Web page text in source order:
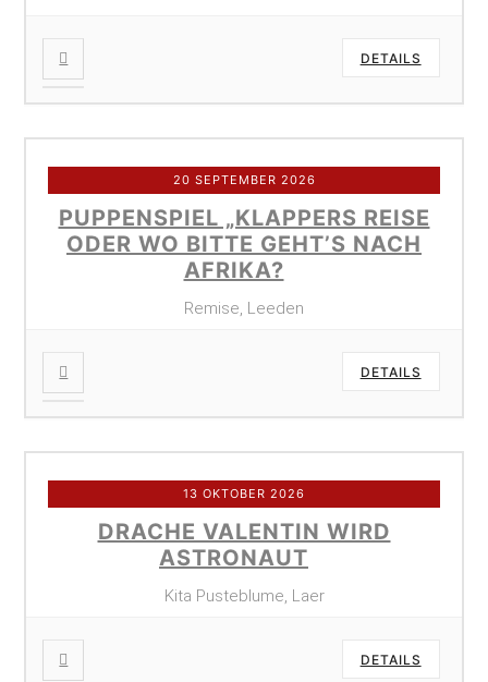
DETAILS
20 SEPTEMBER 2026
PUPPENSPIEL „KLAPPERS REISE
ODER WO BITTE GEHT’S NACH
AFRIKA?
Remise, Leeden
DETAILS
13 OKTOBER 2026
DRACHE VALENTIN WIRD
ASTRONAUT
Kita Pusteblume, Laer
DETAILS